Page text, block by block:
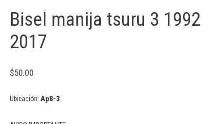
Bisel manija tsuru 3 1992
2017
$50.00
Ubicación: Ap8-3